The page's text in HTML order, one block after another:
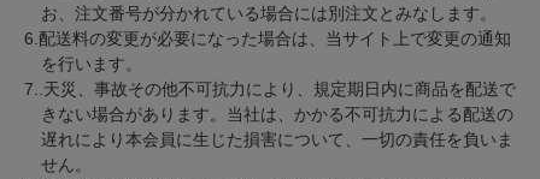
お、注文番号が分かれている場合には別注文とみなします。
6.配送料の変更が必要になった場合は、当サイト上で変更の通知
を行います。
7..天災、事故その他不可抗力により、規定期日内に商品を配送で
きない場合があります。当社は、かかる不可抗力による配送の
遅れにより本会員に生じた損害について、一切の責任を負いま
せん。